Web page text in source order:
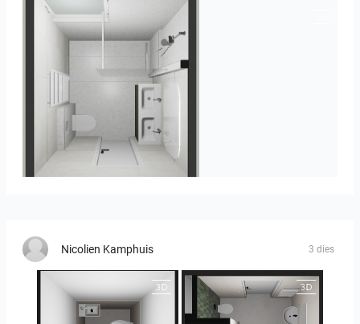
Heijenk E 3
Nicolien Kamphuis 3 dies